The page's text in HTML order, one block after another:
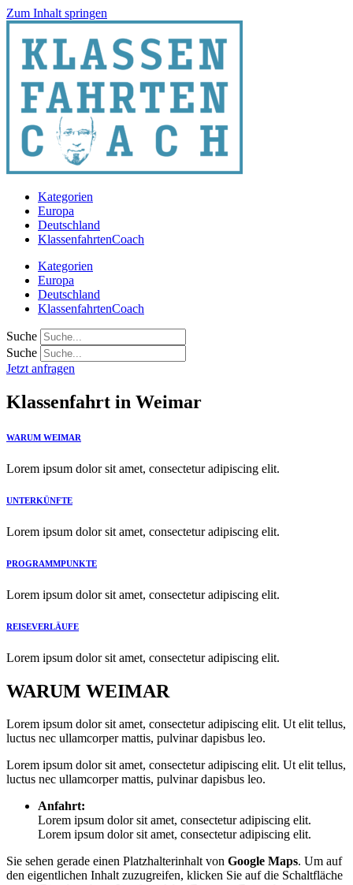
Zum Inhalt springen
Kategorien
Europa
Deutschland
KlassenfahrtenCoach
Kategorien
Europa
Deutschland
KlassenfahrtenCoach
Suche
Suche
Jetzt anfragen
Klassenfahrt in Weimar
WARUM WEIMAR
Lorem ipsum dolor sit amet, consectetur adipiscing elit.
UNTERKÜNFTE
Lorem ipsum dolor sit amet, consectetur adipiscing elit.
PROGRAMMPUNKTE
Lorem ipsum dolor sit amet, consectetur adipiscing elit.
REISEVERLÄUFE
Lorem ipsum dolor sit amet, consectetur adipiscing elit.
WARUM WEIMAR
Lorem ipsum dolor sit amet, consectetur adipiscing elit. Ut elit tellus,
luctus nec ullamcorper mattis, pulvinar dapisbus leo.
Lorem ipsum dolor sit amet, consectetur adipiscing elit. Ut elit tellus,
luctus nec ullamcorper mattis, pulvinar dapisbus leo.
Anfahrt:
Lorem ipsum dolor sit amet, consectetur adipiscing elit.
Lorem ipsum dolor sit amet, consectetur adipiscing elit.
Sie sehen gerade einen Platzhalterinhalt von Google Maps. Um auf
den eigentlichen Inhalt zuzugreifen, klicken Sie auf die Schaltfläche